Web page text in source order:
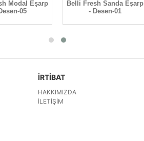
Modal Eşarp
05
Belli Fresh Sanda Eşarp
- Desen-01
İRTİBAT
HAKKIMIZDA
İLETIŞIM